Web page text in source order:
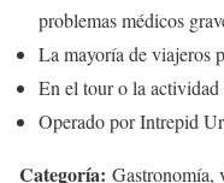
problemas médicos
La mayoría de viajeros
En el tour o la
Operado por Intrepid
Categoría: Gastronomía,